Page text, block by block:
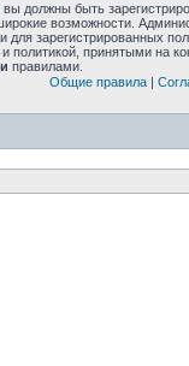
должны быть
возможности.
для зарегистрированных
политикой, принятыми на
правилами.
Общие правила|